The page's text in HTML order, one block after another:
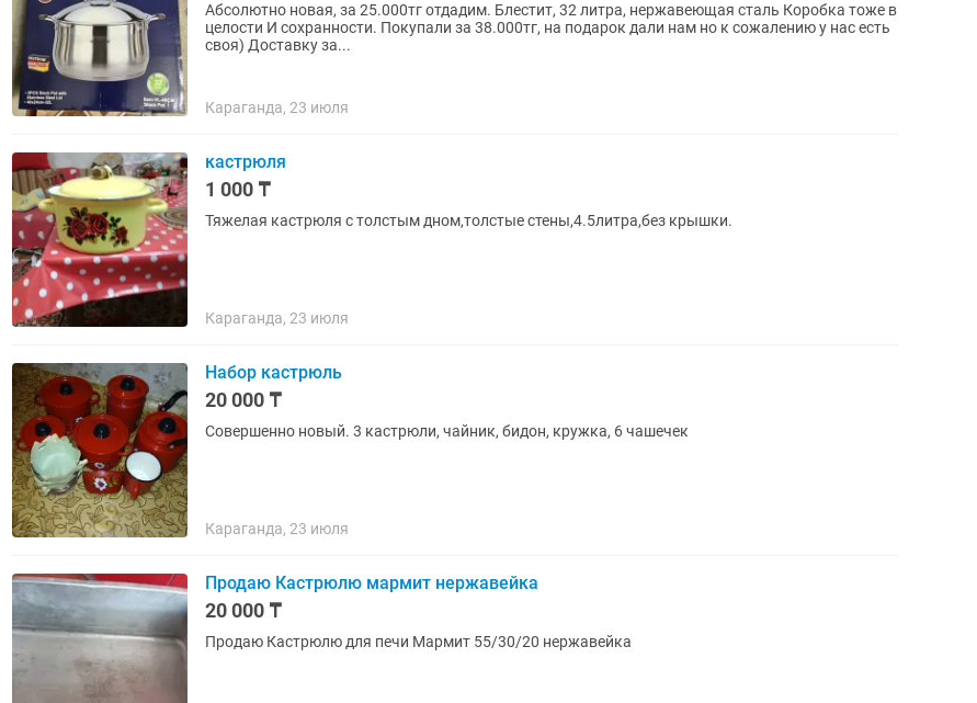
Абсолютно новая, за 25.000тг отдадим. Блестит, 32 литра, нержавеющая сталь Коробка тоже в
целости И сохранности. Покупали за 38.000тг, на подарок дали нам но к сожалению у нас есть
своя) Доставку за...
Караганда, 23 июля
кастрюля
1 000 ₸
Тяжелая кастрюля с толстым дном,толстые стены,4.5литра,без крышки.
Караганда, 23 июля
Набор кастрюль
20 000 ₸
Совершенно новый. 3 кастрюли, чайник, бидон, кружка, 6 чашечек
Караганда, 23 июля
Продаю Кастрюлю мармит нержавейка
20 000 ₸
Продаю Кастрюлю для печи Мармит 55/30/20 нержавейка